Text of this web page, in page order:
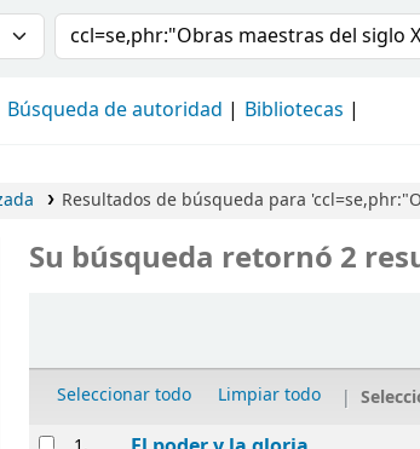
por:Buscar en el catálogo
Búsqueda de autoridad Bibliotecas
Resultados de búsqueda para
Su búsqueda retornó 2
Seleccionar todo Limpiar todo
Resultados